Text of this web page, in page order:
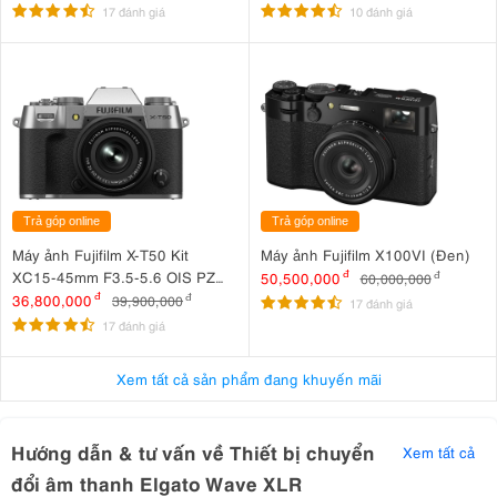
Thiết bị có thể khuếch đại micro không nhạy với tiếng ồn cực thấp
3. Bộ lọc kép có thể lựa chọn loại bỏ tần số
thấp
Thường có những tiếng ồn tần số thấp không mong muốn trong
bản ghi. Tuy nhiên, Elgato Wave XLR có các bộ lọc cắt thấp có thể
17 đánh giá 10 đánh giá
Trả góp online
Máy ảnh Fujifilm X-T50 Kit
XC15-45mm F3.5-5.6 OIS PZ
Bạc
36,800,000 đ 39,900,000đ
17 đánh giá
Trả góp online
Máy ảnh Fujifilm X100VI (Đen)
50,500,000 đ 60,000,000 đ
17 đánh giá
Xem tất cả sản phẩm đang khuyến mãi
Hướng dẫn & tư vấn về Thiết bị chuyển
đổi âm thanh Elgato Wave XLR
Xem tất cả